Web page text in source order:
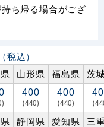
ち帰る場合がござ
（税込）
山形県 福島県 茨
400
(440)
400
(440)
静岡県 愛知県 三